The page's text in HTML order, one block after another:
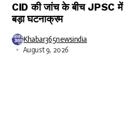
CID की जांच के बीच JPSC में
बड़ा घटनाक्रम
Khabar365newsindia
August 9, 2026